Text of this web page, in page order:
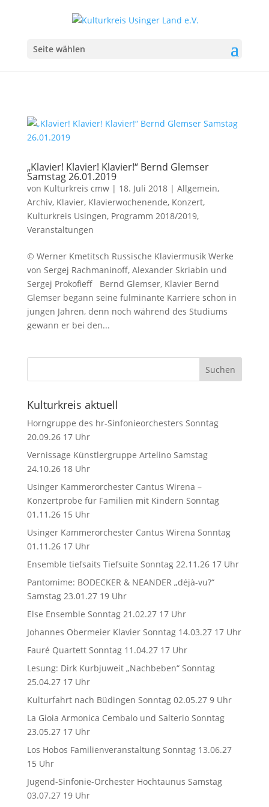
Seite wählen
„Klavier! Klavier! Klavier!“ Bernd Glemser
Samstag 26.01.2019
von Kulturkreis cmw| 18. Juli 2018| Allgemein,
Archiv, Klavier, Klavierwochenende, Konzert,
Kulturkreis Usingen, Programm 2018/2019,
Veranstaltungen
© Werner Kmetitsch Russische Klaviermusik Werke
von Sergej Rachmaninoff, Alexander Skriabin und
Sergej Prokofieff Bernd Glemser, Klavier Bernd
Glemser begann seine fulminante Karriere schon in
jungen Jahren, denn noch während des Studiums
gewann er bei den...
Kulturkreis aktuell
Horngruppe des hr-Sinfonieorchesters Sonntag
20.09.26 17 Uhr
Vernissage Künstlergruppe Artelino Samstag
24.10.26 18 Uhr
Usinger Kammerorchester Cantus Wirena –
Konzertprobe für Familien mit Kindern Sonntag
01.11.26 15 Uhr
Usinger Kammerorchester Cantus Wirena Sonntag
01.11.26 17 Uhr
Ensemble tiefsaits Tiefsuite Sonntag 22.11.26 17 Uhr
Pantomime: BODECKER & NEANDER „déjà-vu?“
Samstag 23.01.27 19 Uhr
Else Ensemble Sonntag 21.02.27 17 Uhr
Johannes Obermeier Klavier Sonntag 14.03.27 17 Uhr
Fauré Quartett Sonntag 11.04.27 17 Uhr
Lesung: Dirk Kurbjuweit „Nachbeben“ Sonntag
25.04.27 17 Uhr
Kulturfahrt nach Büdingen Sonntag 02.05.27 9 Uhr
La Gioia Armonica Cembalo und Salterio Sonntag
23.05.27 17 Uhr
Los Hobos Familienveranstaltung Sonntag 13.06.27
15 Uhr
Jugend-Sinfonie-Orchester Hochtaunus Samstag
03.07.27 19 Uhr